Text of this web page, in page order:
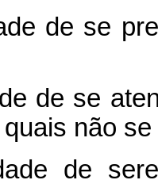
de se
de se
não
de